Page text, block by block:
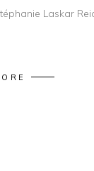
Laskar